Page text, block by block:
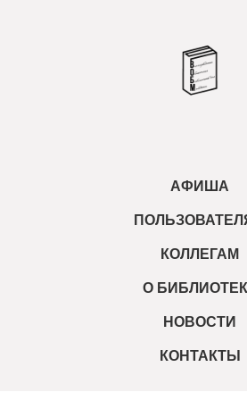
АФИША
КОЛЛЕГАМ
О
НОВОСТИ
КОНТАКТЫ